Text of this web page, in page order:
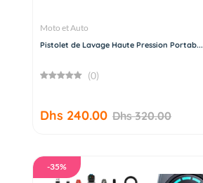
Moto et Auto
Pistolet de Lavage Haute Pression Portab...
(0)
Dhs 240.00 Dhs 320.00
-35%